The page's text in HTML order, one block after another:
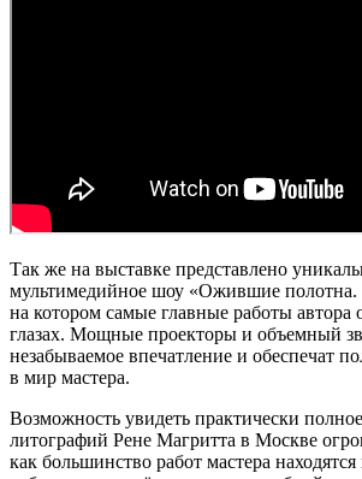
Так же на выставке представлено
мультимедийное шоу «Ожившие полотна.
на котором самые главные работы
глазах. Мощные проекторы и объемный
незабываемое впечатление и обеспечат
в мир мастера.
Возможность увидеть практически
литографий Рене Магритта в Москве
как большинство работ мастера